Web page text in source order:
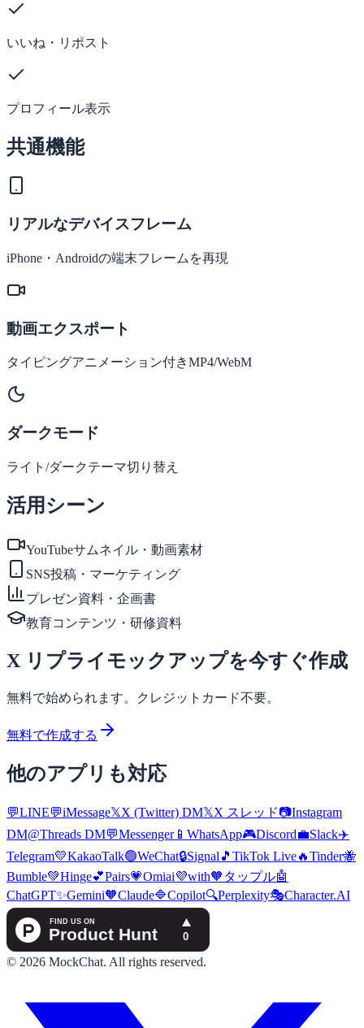
いいね・リポスト
プロフィール表示
共通機能
リアルなデバイスフレーム
iPhone・Androidの端末フレームを再現
動画エクスポート
タイピングアニメーション付きMP4/WebM
ダークモード
ライト/ダークテーマ切り替え
活用シーン
YouTubeサムネイル・動画素材
SNS投稿・マーケティング
プレゼン資料・企画書
教育コンテンツ・研修資料
X リプライモックアップを今すぐ作成
無料で始められます。クレジットカード不要。
無料で作成する
他のアプリも対応
💬LINE💬iMessage𝕏X (Twitter) DM𝕏X スレッド📷Instagram
DM@Threads DM💬Messenger📱 WhatsApp🎮Discord💼Slack✈️
Telegram💛KakaoTalk🟢WeChat🔒Signal 🎵 TikTok Live🔥Tinder🐝
Bumble💚Hinge💕Pairs💗Omiai💜with🧡 タップル🤖
ChatGPT✨Gemini🧡Claude🔷Copilot🔍Perplexity🎭Character.AI
© 2026 MockChat. All rights reserved.